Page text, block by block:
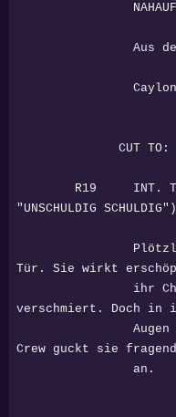
NAHAUFNAHME:
Aus dem OFF
Caylons
CUT TO:
R19 INT. TELLAR
"UNSCHULDIG
Plötzlich
Tür. Sie wirkt
ihr
verschmiert. Doch in
Augen zeigt
Crew guckt sie fragend
an.